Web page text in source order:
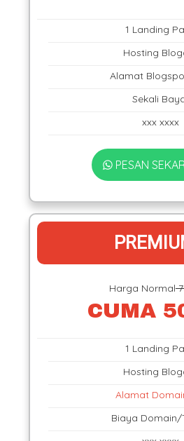
1 Landing
Hosting
Alamat
Sekali
xxx xxxx
PESAN
Harga Normal
CUMA
1 Landing
Hosting
Alamat
Biaya Domain/